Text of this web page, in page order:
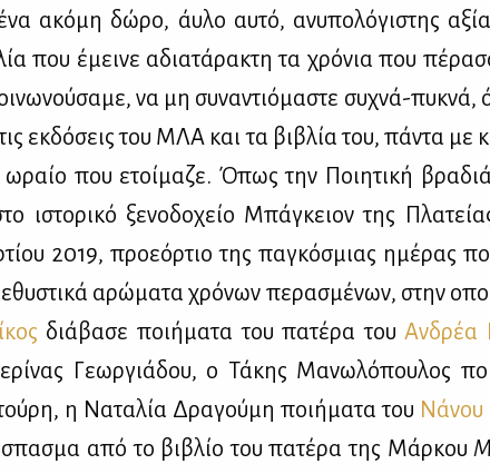
ακό­μη δώ­ρο, άυ­λο αυ­τό, ανυ­πο­λό­γι­στης
που έμει­νε αδια­τά­ρα­κτη τα χρό­νια που
να μη συ­να­ντιό­μα­στε συ­χνά-πυ­κνά,
εκ­δό­σεις του ΜΛΑ και τα βι­βλία του, πά­ντα με
ωραίο που ετοί­μα­ζε. Όπως την Ποι­η­τι­κή
ιστο­ρι­κό ξε­νο­δο­χείο Μπά­γκειον της
2019, προ­ε­όρ­τιο της πα­γκό­σμιας ημέ­ρας
αρώ­μα­τα χρό­νων πε­ρα­σμέ­νων, στην
διά­βα­σε ποι­ή­μα­τα του πα­τέ­ρα τουΑν­δρέα
Γε­ωρ­γιά­δου, ο Τά­κης Μα­νω­λό­που­λος
η Να­τα­λία Δρα­γού­μη ποι­ή­μα­τα του Νά­νου
από το βι­βλίο του πα­τέ­ρα της Μάρ­κου